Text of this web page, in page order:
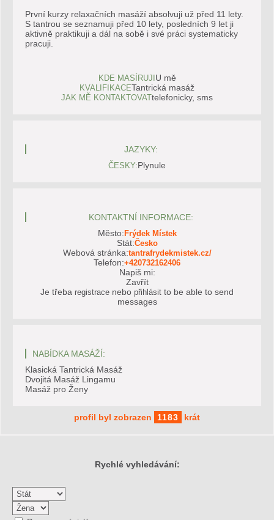
První kurzy relaxačních masáží absolvuji už před 11 lety.
S tantrou se seznamuji před 10 lety, posledních 9 let ji
aktivně praktikuji a dál na sobě i své práci systematicky
pracuji.
KDE MASÍRUJIU mě
KVALIFIKACETantrická masáž
JAK MĚ KONTAKTOVATtelefonicky, sms
JAZYKY:
ČESKY:Plynule
KONTAKTNÍ INFORMACE:
Město: Frýdek Místek
Stát:Česko
Webová stránka:tantrafrydekmistek.cz/
Telefon:+420732162406
Napiš mi:
Zavřít
Je třeba registrace nebo přihlásit to be able to send
messages
NABÍDKA MASÁŽÍ:
Klasická Tantrická Masáž
Dvojitá Masáž Lingamu
Masáž pro Ženy
profil byl zobrazen 1183 krát
Rychlé vyhledávání: